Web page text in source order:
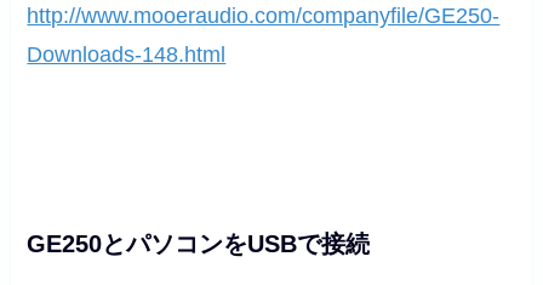
http://www.mooeraudio.com/companyfile/GE250-
Downloads-148.html
GE250とパソコンをUSBで接続